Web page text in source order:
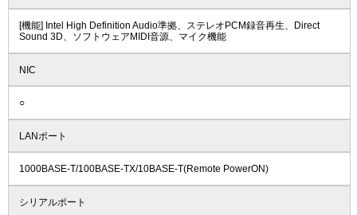
[機能] Intel High Definition Audio準拠、ステレオPCM録音再生、Direct
Sound 3D、ソフトウェアMIDI音源、マイク機能
NIC
○
LANポート
1000BASE-T/100BASE-TX/10BASE-T(Remote PowerON)
シリアルポート